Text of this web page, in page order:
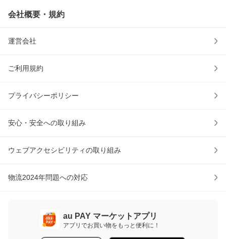
会社概要・規約
運営会社
ご利用規約
プライバシーポリシー
安心・安全への取り組み
ウェブアクセシビリティの取り組み
物流2024年問題への対応
au PAY マーケットアプリ
アプリでお買い物をもっと便利に！